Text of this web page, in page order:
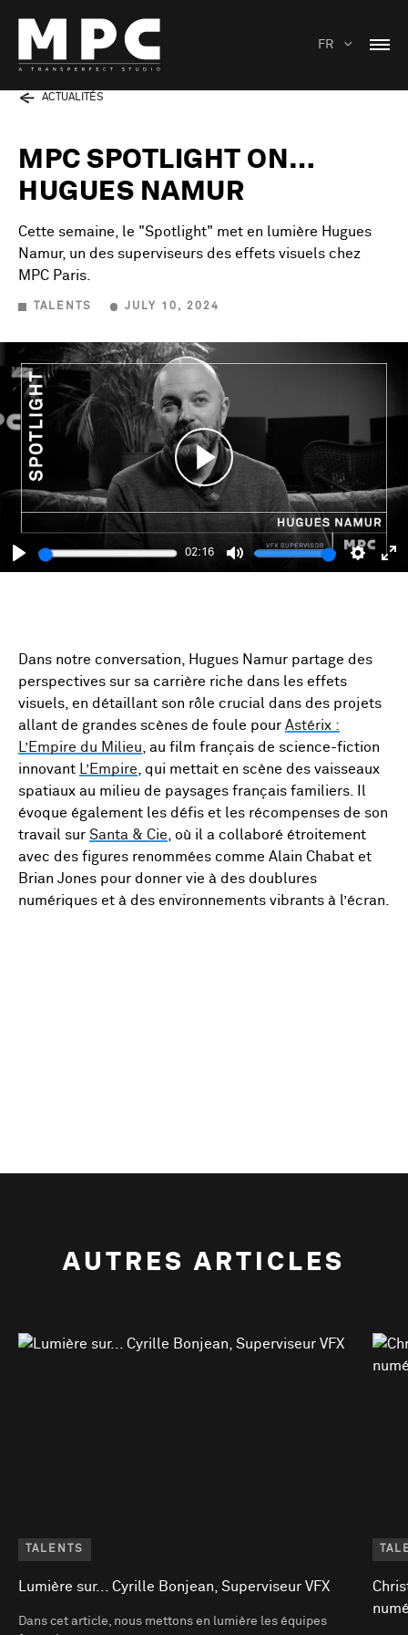
FR
ACTUALITÉS
MPC SPOTLIGHT ON…
HUGUES NAMUR
Cette semaine, le "Spotlight" met en lumière Hugues
Namur, un des superviseurs des effets visuels chez
MPC Paris.
TALENTS JULY 10, 2024
Play
02:16
Mute
Play
Dans notre conversation, Hugues Namur partage des
perspectives sur sa carrière riche dans les effets
visuels, en détaillant son rôle crucial dans des projets
allant de grandes scènes de foule pour Astérix :
L’Empire du Milieu , au film français de science-fiction
innovant
L’Empire , qui mettait en scène des vaisseaux
spatiaux au milieu de paysages français familiers. Il
évoque également les défis et les récompenses de son
travail sur Santa & Cie , où il a collaboré étroitement
avec des figures renommées comme Alain Chabat et
Brian Jones pour donner vie à des doublures
numériques et à des environnements vibrants à l’écran.
AUTRES ARTICLES
TALENTS
Lumière sur... Cyrille Bonjean, Superviseur VFX
Dans cet article, nous mettons en lumière les équipes